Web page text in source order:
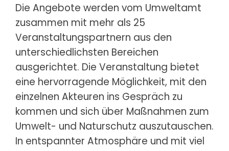
Die Angebote werden vom Umweltamt
zusammen mit mehr als 25
Veranstaltungspartnern aus den
unterschiedlichsten Bereichen
ausgerichtet. Die Veranstaltung bietet
eine hervorragende Möglichkeit, mit den
einzelnen Akteuren ins Gespräch zu
kommen und sich über Maßnahmen zum
Umwelt- und Naturschutz auszutauschen.
In entspannter Atmosphäre und mit viel